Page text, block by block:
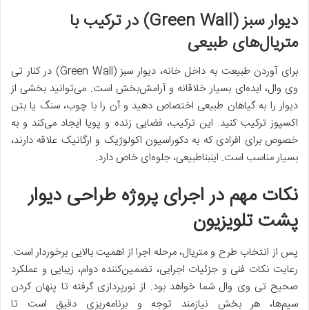
دیوار سبز (Green Wall) در ترکیب با
متریال‌های طبیعی
برای آوردن طبیعت به داخل خانه، دیوار سبز (Green Wall) در کنار تی
وی وال، ایده‌ای بسیار خلاقانه و آرامش‌بخش است. می‌توانید بخشی از
دیوار را به گیاهان طبیعی اختصاص دهید و آن را با چوب، سنگ یا بتن
اکسپوز ترکیب کنید. این ترکیب، فضایی زنده و پویا ایجاد می‌کند و به
خصوص برای افرادی که به دکوراسیون اکولوژیک و ارگانیک علاقه دارند،
بسیار مناسب است. اینبناطبیعی، جلوه‌ای خاص دارد.
نکات مهم در اجرای پروژه طراحی دیوار
پشت تلویزیون
پس از انتخاب طرح و متریال، مرحله اجرا از اهمیت بالایی برخوردار است.
رعایت نکات فنی و جزئیات اجرایی، تضمین‌کننده دوام، زیبایی و عملکرد
صحیح تی وی وال شما خواهد بود. از نورپردازی گرفته تا پنهان کردن
سیم‌ها، هر بخش نیازمند توجه و برنامه‌ریزی دقیق است تا